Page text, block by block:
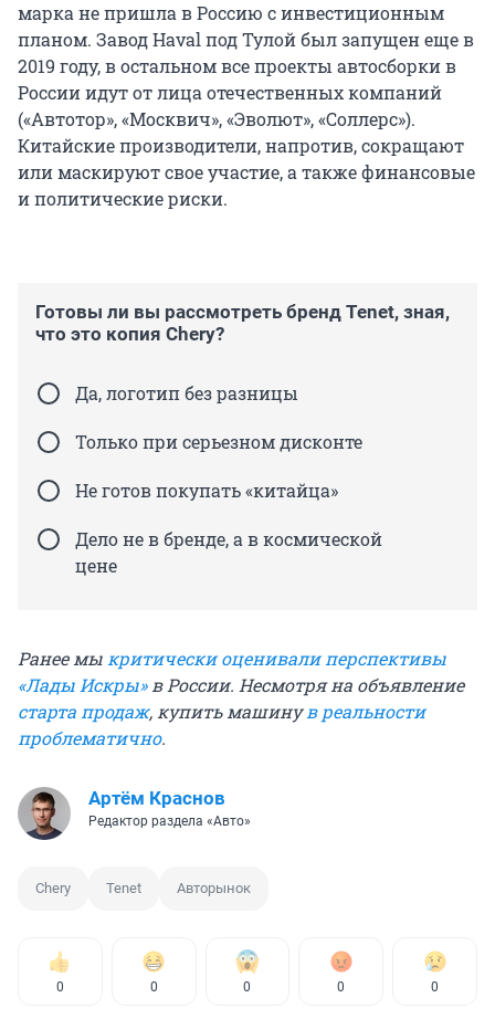
марка не пришла в Россию с инвестиционным
планом. Завод Haval под Тулой был запущен еще в
2019 году, в остальном все проекты автосборки в
России идут от лица отечественных компаний
(«Автотор», «Москвич», «Эволют», «Соллерс»).
Китайские производители, напротив, сокращают
или маскируют свое участие, а также финансовые
и политические риски.
Готовы ли вы рассмотреть бренд Tenet, зная,
что это копия Chery?
Да, логотип без разницы
Только при серьезном дисконте
Не готов покупать «китайца»
Дело не в бренде, а в космической
цене
Ранее мыкритически оценивали перспективы
«Лады Искры»в России. Несмотря на объявление
старта продаж, купить машинув реальности
проблематично.
Артём Краснов
Редактор раздела «Авто»
Chery Tenet Авторынок
0 0 0 0 0